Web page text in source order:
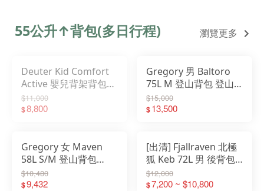
55公升↑背包(多日行程) 瀏覽更多
Deuter Kid Comfort
Active 嬰兒背架背包
行動嬰兒座椅 深藍
3620121
$11,000
$8,800
Gregory 男 Baltoro
75L M 登山背包 登山
包 GG157945
$15,000
$13,500
Gregory 女 Maven
58L S/M 登山背包
Garmin inReach 登山
包 GG152344
$10,480
$9,432
[出清] Fjallraven 北極
狐 Keb 72L 男 後背包
攻頂包 登山包 附背包
套 27343
$12,000
$7,200 ~ $10,800